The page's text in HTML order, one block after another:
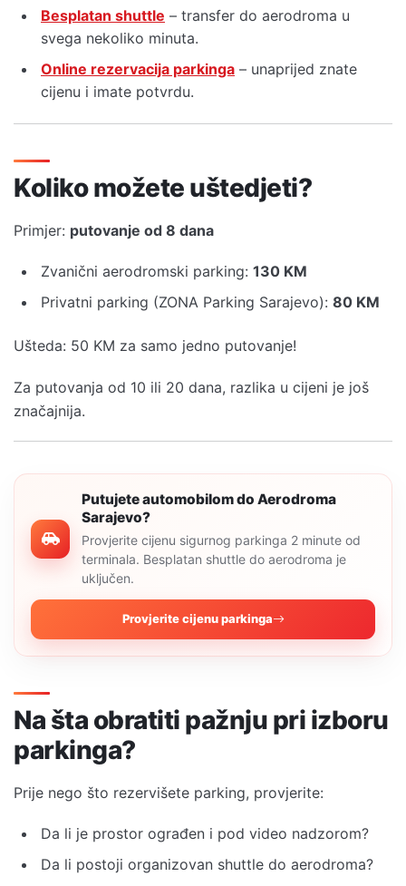
Besplatan shuttle – transfer do aerodroma u
svega nekoliko minuta.
Online rezervacija parkinga – unaprijed znate
cijenu i imate potvrdu.
Koliko možete uštedjeti?
Primjer: putovanje od 8 dana
Zvanični aerodromski parking: 130 KM
Privatni parking (ZONA Parking Sarajevo): 80 KM
Ušteda: 50 KM za samo jedno putovanje!
Za putovanja od 10 ili 20 dana, razlika u cijeni je još
značajnija.
Putujete automobilom do Aerodroma
Sarajevo?
Provjerite cijenu sigurnog parkinga 2 minute od
terminala. Besplatan shuttle do aerodroma je
uključen.
Provjerite cijenu parkinga
Na šta obratiti pažnju pri izboru
parkinga?
Prije nego što rezervišete parking, provjerite:
Da li je prostor ograđen i pod video nadzorom?
Da li postoji organizovan shuttle do aerodroma?